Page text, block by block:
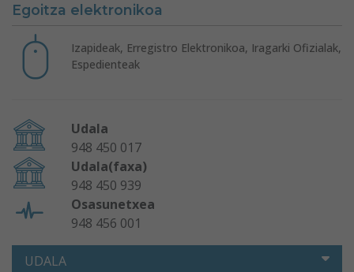
Egoitza elektronikoa
Izapideak, Erregistro Elektronikoa, Iragarki Ofizialak,
Espedienteak
Udala
948 450 017
Udala(faxa)
948 450 939
Osasunetxea
948 456 001
UDALA